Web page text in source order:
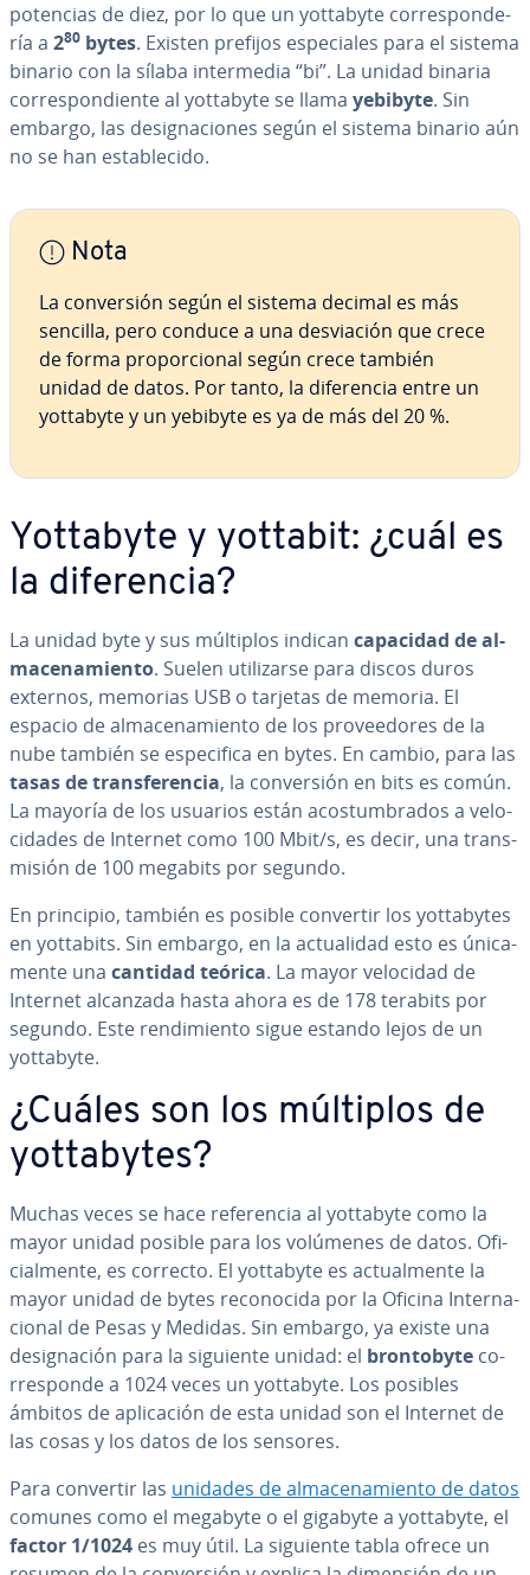
potencias de diez, por lo que un yottabyte co­rre­s­po­n­de­
ría a 280 bytes. Existen prefijos es­pe­cia­les para el sistema
binario con la sílaba in­te­r­me­dia “bi”. La unidad binaria
co­rre­s­po­n­die­n­te al yottabyte se llama yebibyte. Sin
embargo, las de­sig­na­cio­nes según el sistema binario aún
no se han es­ta­ble­ci­do.
Nota
La co­n­ve­r­sión según el sistema decimal es más
sencilla, pero conduce a una de­s­via­ción que crece
de forma pro­po­r­cio­nal según crece también
unidad de datos. Por tanto, la di­fe­re­n­cia entre un
yottabyte y un yebibyte es ya de más del 20 %.
Yottabyte y yottabit: ¿cuál es
la di­fe­re­n­cia?
La unidad byte y sus múltiplos indican capacidad de al­
ma­ce­na­mie­n­to. Suelen uti­li­zar­se para discos duros
externos, memorias USB o tarjetas de memoria. El
espacio de al­ma­ce­na­mie­n­to de los pro­vee­do­res de la
nube también se es­pe­ci­fi­ca en bytes. En cambio, para las
tasas de tra­n­s­fe­re­n­cia, la co­n­ve­r­sión en bits es común.
La mayoría de los usuarios están aco­s­tu­m­bra­dos a ve­lo­
ci­da­des de Internet como 100 Mbit/s, es decir, una tra­n­s­
mi­sión de 100 megabits por segundo.
En principio, también es posible convertir los yo­t­ta­b­y­tes
en yottabits. Sin embargo, en la ac­tua­li­dad esto es úni­ca­
me­n­te una cantidad teórica. La mayor velocidad de
Internet alcanzada hasta ahora es de 178 terabits por
segundo. Este re­n­di­mie­n­to sigue estando lejos de un
yottabyte.
¿Cuáles son los múltiplos de
yo­t­ta­b­y­tes?
Muchas veces se hace re­fe­re­n­cia al yottabyte como la
mayor unidad posible para los volúmenes de datos. Ofi­
cia­l­me­n­te, es correcto. El yottabyte es ac­tua­l­me­n­te la
mayor unidad de bytes re­co­no­ci­da por la Oficina In­te­r­na­
cio­nal de Pesas y Medidas. Sin embargo, ya existe una
de­sig­na­ción para la siguiente unidad: el bro­n­to­b­y­te co­
rre­s­po­n­de a 1024 veces un yottabyte. Los posibles
ámbitos de apli­ca­ción de esta unidad son el Internet de
las cosas y los datos de los sensores.
Para convertir las unidades de al­ma­ce­na­mie­n­to de datos
comunes como el megabyte o el gigabyte a yottabyte, el
factor 1/1024 es muy útil. La siguiente tabla ofrece un